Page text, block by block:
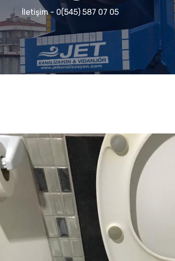
İletişim - 0(545) 587 07 05